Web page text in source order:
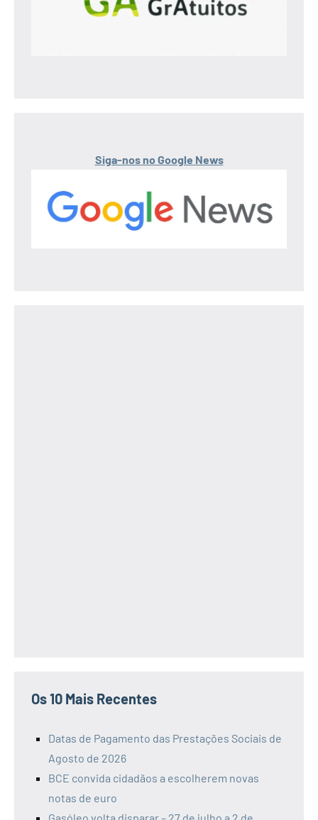
Siga-nos no Google News
Os 10 Mais Recentes
Datas de Pagamento das Prestações Sociais de
Agosto de 2026
BCE convida cidadãos a escolherem novas
notas de euro
Gasóleo volta disparar – 27 de julho a 2 de